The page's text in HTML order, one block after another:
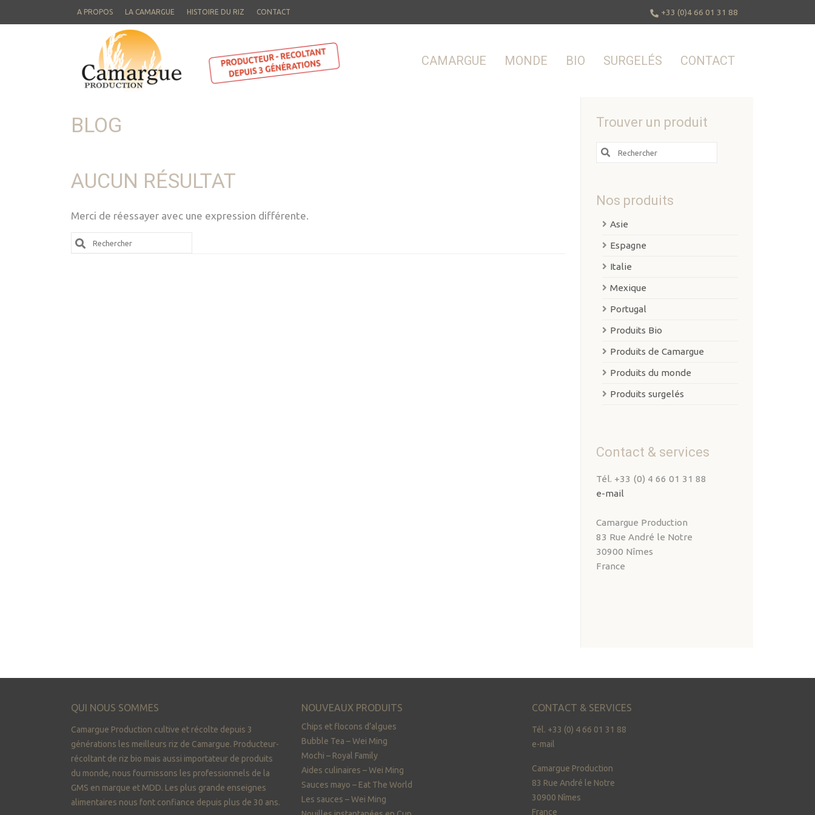
A PROPOS LA CAMARGUE HISTOIRE DU RIZ CONTACT +33 (0)4 66 01 31 88
CAMARGUE MONDE BIO SURGELÉS CONTACT
BLOG
AUCUN RÉSULTAT
Merci de réessayer avec une expression différente.
Search
for:
Trouver un produit
Search
for:
Nos produits
Asie
Espagne
Italie
Mexique
Portugal
Produits Bio
Produits de Camargue
Produits du monde
Produits surgelés
Contact & services
Tél. +33 (0) 4 66 01 31 88
e-mail
Camargue Production
83 Rue André le Notre
30900 Nîmes
France
QUI NOUS SOMMES
Camargue Production cultive et récolte depuis 3
générations les meilleurs riz de Camargue. Producteur-
récoltant de riz bio mais aussi importateur de produits
du monde, nous fournissons les professionnels de la
GMS en marque et MDD. Les plus grande enseignes
alimentaires nous font confiance depuis plus de 30 ans.
NOUVEAUX PRODUITS
Chips et flocons d’algues
Bubble Tea – Wei Ming
Mochi – Royal Family
Aides culinaires – Wei Ming
Sauces mayo – Eat The World
Les sauces – Wei Ming
CONTACT & SERVICES
Tél. +33 (0) 4 66 01 31 88
e-mail
Camargue Production
83 Rue André le Notre
30900 Nîmes
France